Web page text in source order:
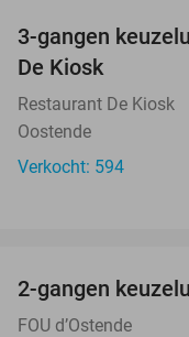
3-gangen
De Kiosk
Restaurant De Kiosk
Oostende
Verkocht: 594
2-gangen
FOU d’Ostende